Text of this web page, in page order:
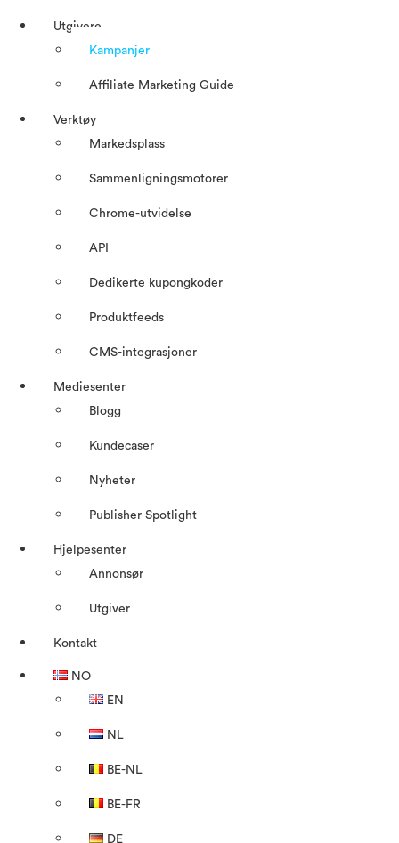
Utgivere
Kampanjer
Affiliate Marketing Guide
Verktøy
Markedsplass
Sammenligningsmotorer
Chrome-utvidelse
API
Dedikerte kupongkoder
Produktfeeds
CMS-integrasjoner
Mediesenter
Blogg
Kundecaser
Nyheter
Publisher Spotlight
Hjelpesenter
Annonsør
Utgiver
Kontakt
NO
EN
NL
BE-NL
BE-FR
DE